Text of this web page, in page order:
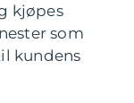
kjøpes
som
kundens